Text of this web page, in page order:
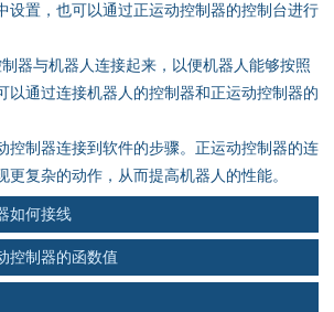
资料下载
行业新闻
产品应用
设置，也可以通过正运动控制器的控制台进行
器与机器人连接起来，以便机器人能够按照
以通过连接机器人的控制器和正运动控制器的
控制器连接到软件的步骤。正运动控制器的连
更复杂的动作，从而提高机器人的性能。
如何接线
控制器的函数值